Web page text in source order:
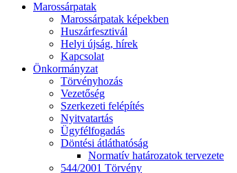
Marossárpatak
Marossárpatak képekben
Huszárfesztivál
Helyi újság, hírek
Kapcsolat
Önkormányzat
Törvényhozás
Vezetőség
Szerkezeti felépítés
Nyitvatartás
Ügyfélfogadás
Döntési átláthatóság
Normatív határozatok tervezete
544/2001 Törvény